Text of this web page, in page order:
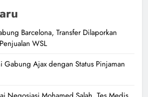
Barcelona, Transfer Dilaporkan
WSL
Gabung Ajax dengan Status Pinjaman